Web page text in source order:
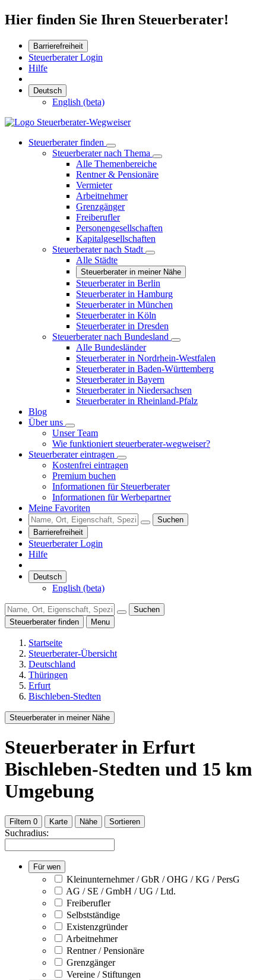
Hier finden Sie Ihren Steuerberater!
Barrierefreiheit
Steuerberater Login
Hilfe
Deutsch
English (beta)
Steuerberater finden
Steuerberater nach Thema
Alle Themenbereiche
Rentner & Pensionäre
Vermieter
Arbeitnehmer
Grenzgänger
Freiberufler
Personengesellschaften
Kapitalgesellschaften
Steuerberater nach Stadt
Alle Städte
Steuerberater in meiner Nähe
Steuerberater in Berlin
Steuerberater in Hamburg
Steuerberater in München
Steuerberater in Köln
Steuerberater in Dresden
Steuerberater nach Bundesland
Alle Bundesländer
Steuerberater in Nordrhein-Westfalen
Steuerberater in Baden-Württemberg
Steuerberater in Bayern
Steuerberater in Niedersachsen
Steuerberater in Rheinland-Pfalz
Blog
Über uns
Unser Team
Wie funktioniert steuerberater-wegweiser?
Steuerberater eintragen
Kostenfrei eintragen
Premium buchen
Informationen für Steuerberater
Informationen für Werbepartner
Meine Favoriten
Suchen
Barrierefreiheit
Steuerberater Login
Hilfe
Deutsch
English (beta)
Suchen
Steuerberater finden
Menu
Startseite
Steuerberater-Übersicht
Deutschland
Thüringen
Erfurt
Bischleben-Stedten
Steuerberater in meiner Nähe
Steuerberater in Erfurt
Bischleben-Stedten und 15 km
Umgebung
Filtern 0 Karte Nähe Sortieren
Suchradius:
Für wen
Kleinunternehmer / GbR / OHG / KG / PersG
AG / SE / GmbH / UG / Ltd.
Freiberufler
Selbstständige
Existenzgründer
Arbeitnehmer
Rentner / Pensionäre
Grenzgänger
Vereine / Stiftungen